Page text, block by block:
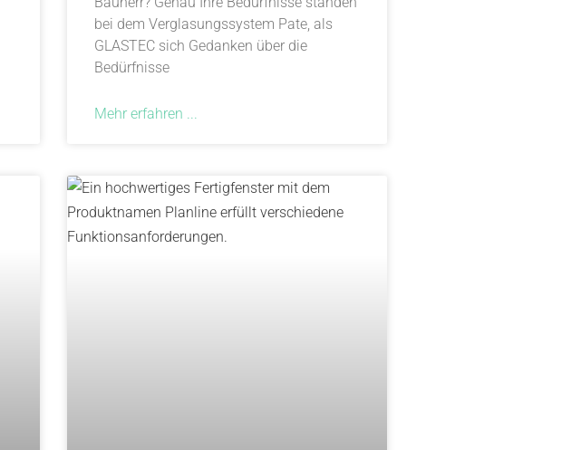
bei dem Verglasungssystem Pate, als
GLASTEC sich Gedanken über die
Bedürfnisse
Mehr erfahren ...